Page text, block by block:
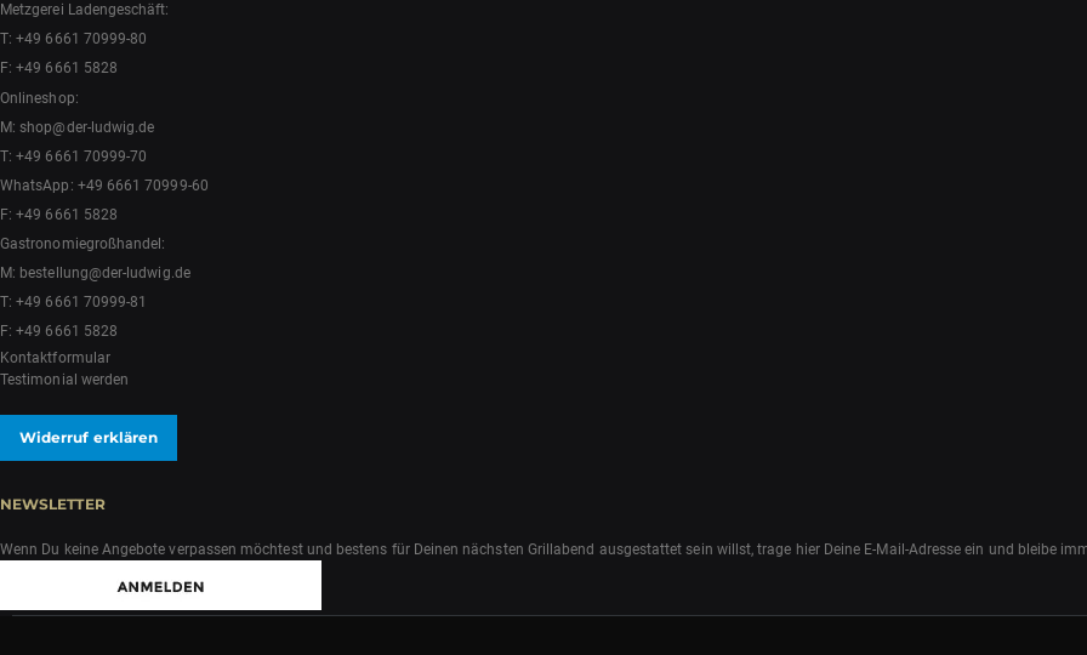
Metzgerei Ladengeschäft:
T:+49 6661 70999-80
F: +49 6661 5828
Onlineshop:
M:shop@der-ludwig.de
T:+49 6661 70999-70
WhatsApp: +49 6661 70999-60
F: +49 6661 5828
Gastronomiegroßhandel:
M: bestellung@der-ludwig.de
T:+49 6661 70999-81
F: +49 6661 5828
Kontaktformular
Testimonial werden
Widerruf erklären
NEWSLETTER
Wenn Du keine Angebote verpassen möchtest und bestens für Deinen nächsten Grillabend ausgestattet sein willst, trage hier Deine E-Mail-Adresse ein und bleibe